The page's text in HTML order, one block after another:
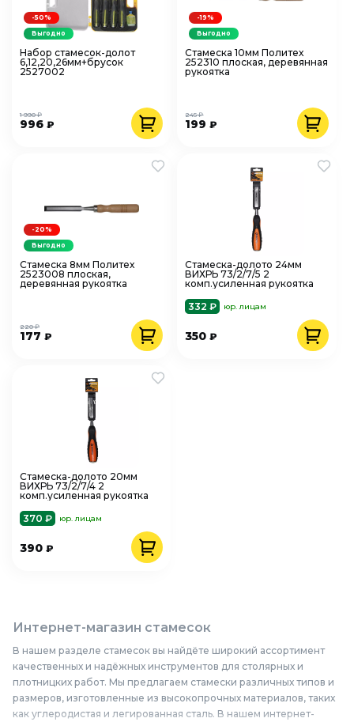
Набор стамесок-долот
6,12,20,26мм+брусок
2527002
996 ₽
1 990 ₽
-50%
Выгодно
Стамеска 10мм Политех
252310 плоская, деревянная
рукоятка
199₽
245 ₽
-19%
Выгодно
Стамеска 8мм Политех
2523008 плоская,
деревянная рукоятка
177 ₽
220 ₽
-20%
Выгодно
Стамеска-долото 24мм
ВИХРЬ 73/2/7/5 2
комп.усиленная рукоятка
332 ₽
юр. лицам
350₽
Стамеска-долото 20мм
ВИХРЬ 73/2/7/4 2
комп.усиленная рукоятка
370 ₽
юр. лицам
390 ₽
Интернет-магазин стамесок
В нашем разделе стамесок вы найдёте широкий ассортимент
качественных и надёжных инструментов для столярных и
плотницких работ. Мы предлагаем стамески различных типов и
размеров, изготовленные из высокопрочных материалов, таких
как углеродистая и легированная сталь. В нашем интернет-